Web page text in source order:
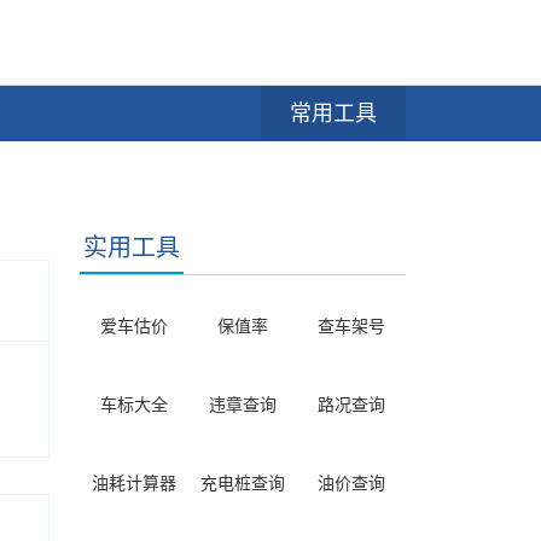
常用工具
实用工具
爱车估价 保值率 查车架号
车标大全 违章查询 路况查询
油耗计算器 充电桩查询 油价查询